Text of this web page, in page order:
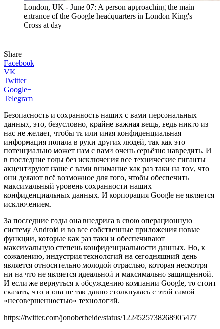
London, UK - June 07: A person approaching the main
entrance of the Google headquarters in London King's
Cross at day
Share
Facebook
VK
Twitter
Google+
Telegram
Безопасность и сохранность наших с вами персональных
данных, это, безусловно, крайне важная вещь, ведь никто из
нас не желает, чтобы та или иная конфиденциальная
информация попала в руки других людей, так как это
потенциально может нам с вами очень серьёзно навредить. И
в последние годы без исключения все технические гиганты
акцентируют наше с вами внимание как раз таки на том, что
они делают всё возможное для того, чтобы обеспечить
максимальный уровень сохранности наших
конфиденциальных данных. И корпорация Google не является
исключением.
За последние годы она внедрила в свою операционную
систему Android и во все собственные приложения новые
функции, которые как раз таки и обеспечивают
максимальную степень конфиденциальности данных. Но, к
сожалению, индустрия технологий на сегодняшний день
является относительно молодой отраслью, которая несмотря
ни на что не является идеальной и максимально защищённой.
И если же вернуться к обсуждению компании Google, то стоит
сказать, что и она не так давно столкнулась с этой самой
«несовершенностью» технологий.
https://twitter.com/jonoberheide/status/1224525738268905477